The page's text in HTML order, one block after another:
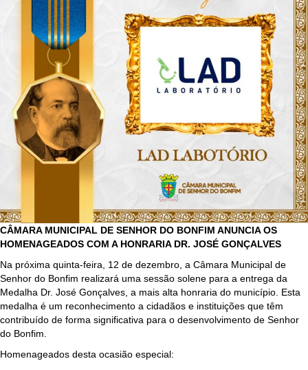
CÂMARA MUNICIPAL DE SENHOR DO BONFIM ANUNCIA OS
HOMENAGEADOS COM A HONRARIA DR. JOSÉ GONÇALVES
Na próxima quinta-feira, 12 de dezembro, a Câmara Municipal de
Senhor do Bonfim realizará uma sessão solene para a entrega da
Medalha Dr. José Gonçalves, a mais alta honraria do município. Esta
medalha é um reconhecimento a cidadãos e instituições que têm
contribuído de forma significativa para o desenvolvimento de Senhor
do Bonfim.
Homenageados desta ocasião especial: